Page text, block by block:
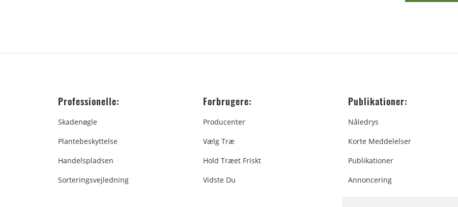
Professionelle:
Skadenøgle
Plantebeskyttelse
Handelspladsen
Sorteringsvejledning
Forbrugere:
Producenter
Vælg Træ
Hold Træet Friskt
Vidste Du
Publikationer:
Nåledrys
Korte Meddelelser
Publikationer
Annoncering